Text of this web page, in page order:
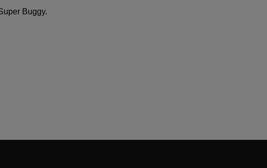
Buggy.